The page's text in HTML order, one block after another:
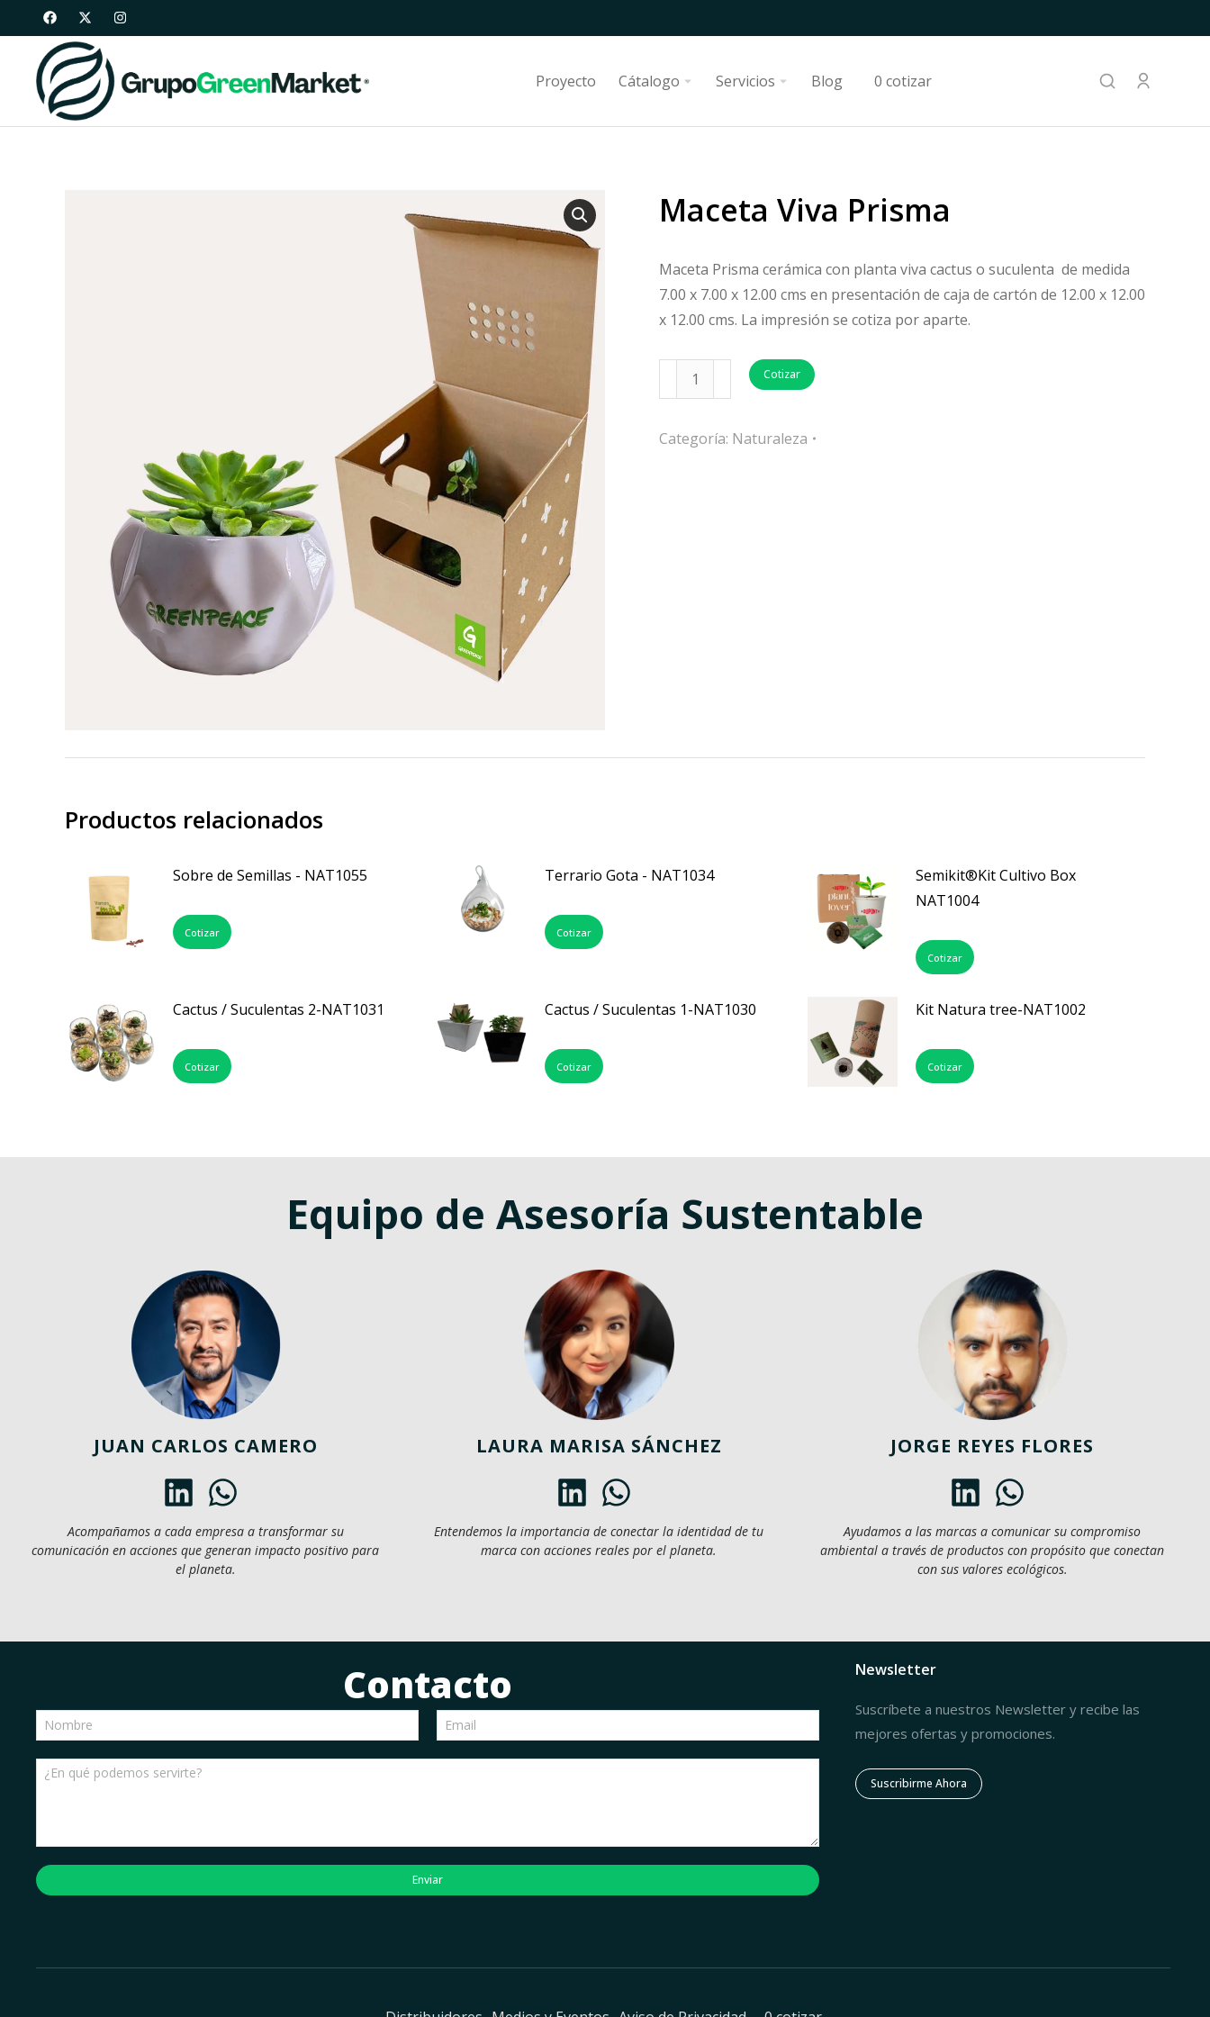
Proyecto Cátalogo Servicios Blog 0 cotizar
Maceta Viva Prisma
Maceta Prisma cerámica con planta viva cactus o suculenta de medida
7.00 x 7.00 x 12.00 cms en presentación de caja de cartón de 12.00 x 12.00
x 12.00 cms. La impresión se cotiza por aparte.
Cotizar
Categoría: Naturaleza
Productos relacionados
Sobre de Semillas - NAT1055
Cotizar
Terrario Gota - NAT1034
Cotizar
Semikit®Kit Cultivo Box
NAT1004
Cotizar
Cactus / Suculentas 2-NAT1031
Cotizar
Cactus / Suculentas 1-NAT1030
Cotizar
Kit Natura tree-NAT1002
Cotizar
Equipo de Asesoría Sustentable
JUAN CARLOS CAMERO
Acompañamos a cada empresa a transformar su
comunicación en acciones que generan impacto positivo para
el planeta.
LAURA MARISA SÁNCHEZ
Entendemos la importancia de conectar la identidad de tu
marca con acciones reales por el planeta.
JORGE REYES FLORES
Ayudamos a las marcas a comunicar su compromiso
ambiental a través de productos con propósito que conectan
con sus valores ecológicos.
Contacto
Enviar
Newsletter
Suscríbete a nuestros Newsletter y recibe las
mejores ofertas y promociones.
Suscribirme Ahora